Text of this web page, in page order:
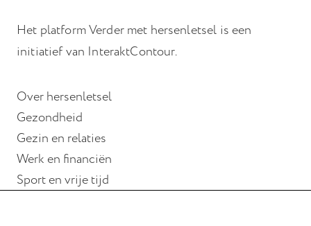
Het platform Verder met hersenletsel is een
initiatief van InteraktContour.
Over hersenletsel
Gezondheid
Gezin en relaties
Werk en financiën
Sport en vrije tijd